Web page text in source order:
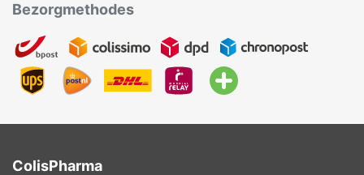
Bezorgmethodes
ColisPharma